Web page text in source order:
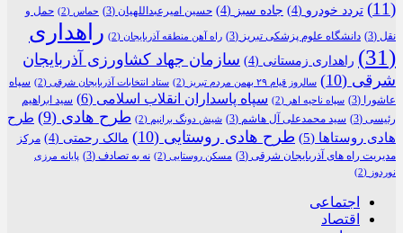
(11)
تردد خودرو (4) جاده سبز (4) حسین امیرعبداللهیان (3) حماس (2)
حمل و
نقل (3) دانشگاه علوم پزشکی تبریز (3) راه آهن منطقه آذربایجان (2)
راهداری
(31)
راهداری زمستانی (4)
سازمان جهاد کشاورزی آذربایجان
شرقی (10) سالروز قیام ۲۹ بهمن مردم تبریز (2) ستاد انتخابات آذربایجان شرقی (2)
سپاه
عاشورا (3) سپاه ناحیه اهر (2) سپاه پاسداران انقلاب اسلامی (6)
سید ابراهیم
رئیسی (3) سید محمدعلی آل هاشم (3) شیش دونگ برانیم (2) طرح هادی (9)
طرح
هادی روستاها (5) طرح هادی روستایی (10) مالک رحمتی (4)
مرکز
مدیریت راه های آذربایجان شرقی (3) مسکن روستایی (2) نه به تصادف (3)
پایانه مرزی
نوردوز (2)
اجتماعی
اقتصاد